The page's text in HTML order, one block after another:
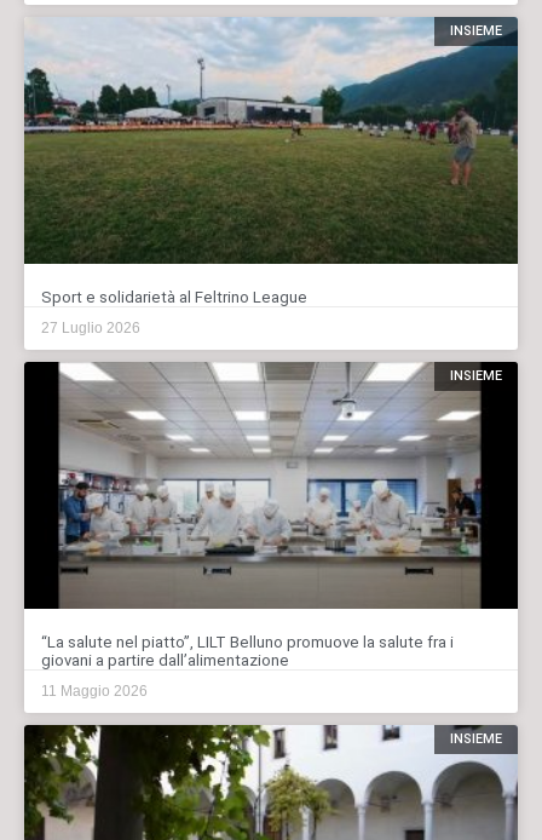
INSIEME
Sport e solidarietà al Feltrino League
27 Luglio 2026
INSIEME
“La salute nel piatto”, LILT Belluno promuove la salute fra i
giovani a partire dall’alimentazione
11 Maggio 2026
INSIEME